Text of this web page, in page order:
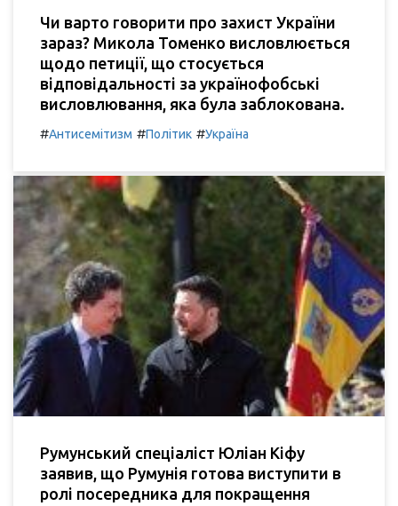
Чи варто говорити про захист України
зараз? Микола Томенко висловлюється
щодо петиції, що стосується
відповідальності за українофобські
висловлювання, яка була заблокована.
#Антисемітизм #Політик #Україна
Румунський спеціаліст Юліан Кіфу
заявив, що Румунія готова виступити в
ролі посередника для покращення